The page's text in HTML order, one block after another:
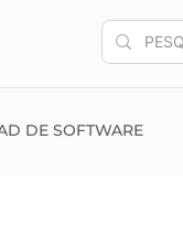
DE SOFTWARE